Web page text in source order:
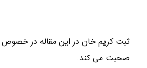
ثبت کریم خان در این مقاله در خصوص
صحبت می کند.